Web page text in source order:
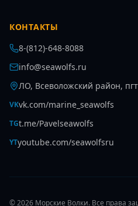
КОНТАКТЫ
8-(812)-648-8088
info@seawolfs.ru
ЛО, Всеволожский район,
VKvk.com/marine_seawolfs
TGt.me/Pavelseawolfs
YTyoutube.com/seawolfsru
©2026 Морские Волки. Все права